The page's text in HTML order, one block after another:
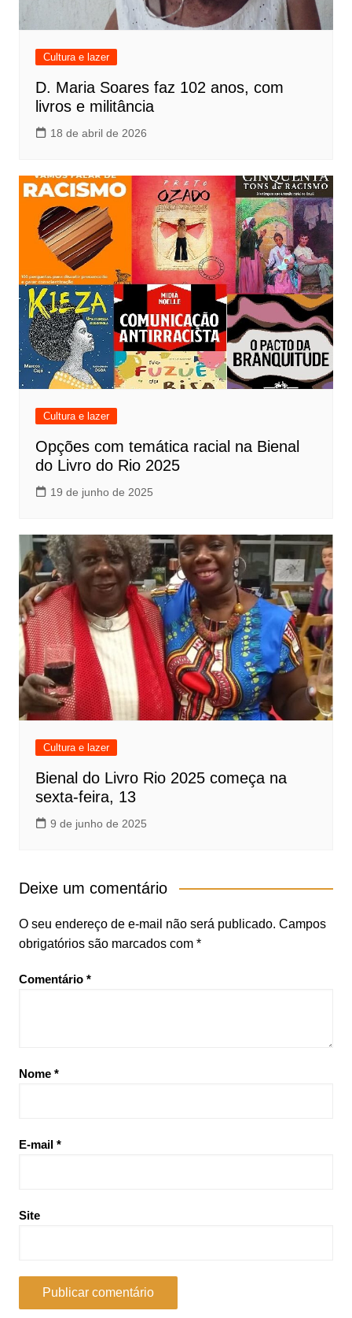
Cultura e lazer
D. Maria Soares faz 102 anos, com
livros e militância
18 de abril de 2026
Cultura e lazer
Opções com temática racial na Bienal
do Livro do Rio 2025
19 de junho de 2025
Cultura e lazer
Bienal do Livro Rio 2025 começa na
sexta-feira, 13
9 de junho de 2025
Deixe um comentário
O seu endereço de e-mail não será publicado. Campos
obrigatórios são marcados com *
Comentário *
Nome *
E-mail *
Site